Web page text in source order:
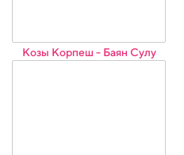
Козы Корпеш - Баян Сулу